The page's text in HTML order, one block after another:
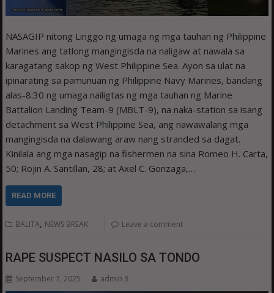
NASAGIP nitong Linggo ng umaga ng mga tauhan ng Philippine
Marines ang tatlong mangingisda na naligaw at nawala sa
karagatang sakop ng West Philippine Sea. Ayon sa ulat na
ipinarating sa pamunuan ng Philippine Navy Marines, bandang
alas-8:30 ng umaga nailigtas ng mga tauhan ng Marine
Battalion Landing Team-9 (MBLT-9), na naka-station sa isang
detachment sa West Philippine Sea, ang nawawalang mga
mangingisda na dalawang araw nang stranded sa dagat.
Kinilala ang mga nasagip na fishermen na sina Romeo H. Carta,
50; Rojin A. Santillan, 28; at Axel C. Gonzaga,…
READ MORE
BALITA, NEWS BREAK Leave a comment
RAPE SUSPECT NASILO SA TONDO
September 7, 2025 admin 3